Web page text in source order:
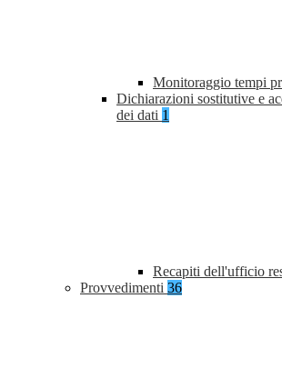
Monitoraggio tempi
Dichiarazioni sostitutive e
dei dati 1
Recapiti dell'ufficio
Provvedimenti 36